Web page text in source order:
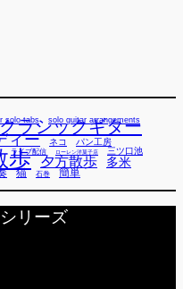
solo tabs solo guitar arrangements
クラシックギター
ィー ネコ パン工房
ライブ配信 ローレン洋菓子店 三ツ口池
歩 夕方散歩 多米
猫 石巻 簡単
リーズ